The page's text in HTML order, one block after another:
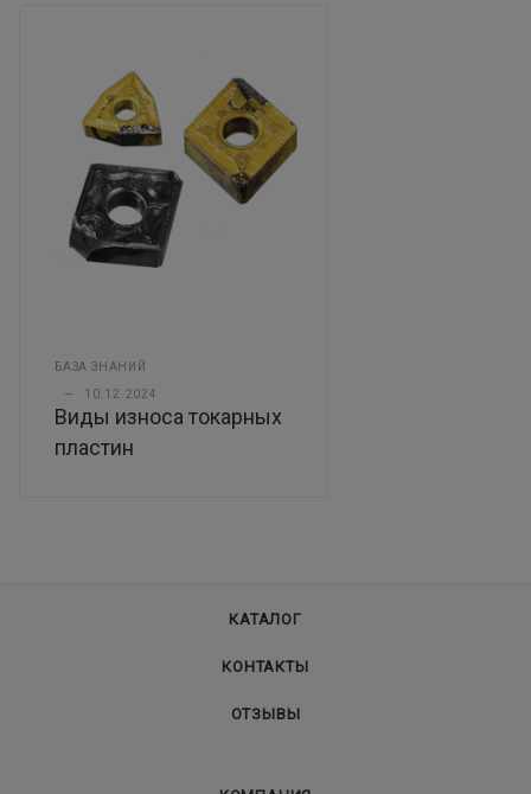
БАЗА ЗНАНИЙ
— 10.12.2024
Виды износа токарных
пластин
КАТАЛОГ
КОНТАКТЫ
ОТЗЫВЫ